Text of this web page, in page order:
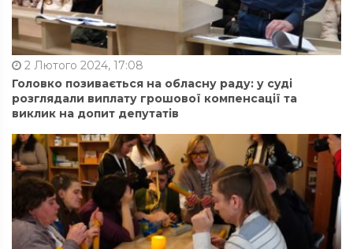
2 Лютого 2024, 17:08
Головко позивається на обласну раду: у суді
розглядали виплату грошової компенсації та
виклик на допит депутатів